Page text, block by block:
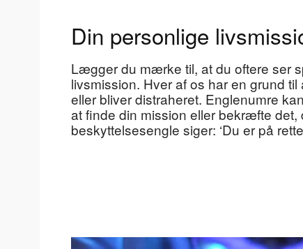
Din personlige
Lægger du mærke til, at du oftere ser
livsmission. Hver af os har en grund
eller bliver distraheret. Englenumre
at finde din mission eller bekræfte det,
beskyttelsesengle siger: ‘Du er på rette